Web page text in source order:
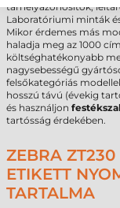
tárhelyazonosítók,
Laboratóriumi minták
Mikor érdemes más
haladja meg az 1000
költséghatékonyabb
nagysebességű
felsőkategóriás
hosszú távú (évekig
és használjon
tartósság érdekében.
ZEBRA
ETIKETT
TARTALMA